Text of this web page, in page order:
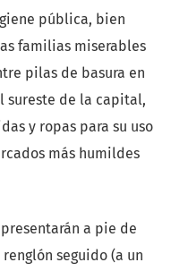
pública, bien
familias miserables
pilas de basura en
sureste de la capital,
y ropas para su uso
más humildes
a pie de
seguido (a un